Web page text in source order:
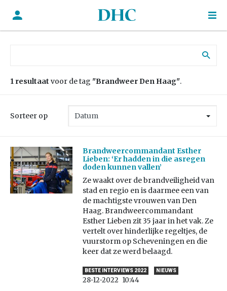
1 resultaat voor de tag "Brandweer Den Haag".
Sorteer op
Brandweercommandant Esther
Lieben: ‘Er hadden in die asregen
doden kunnen vallen’
Ze waakt over de brandveiligheid van
stad en regio en is daarmee een van
de machtigste vrouwen van Den
Haag. Brandweercommandant
Esther Lieben zit 35 jaar in het vak. Ze
vertelt over hinderlijke regeltjes, de
vuurstorm op Scheveningen en die
keer dat ze werd belaagd.
BESTE INTERVIEWS 2022 NIEUWS
28-12-2022 10:44